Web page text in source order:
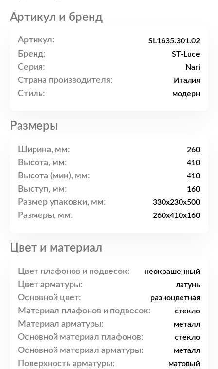
Артикул и бренд
Артикул: SL1635.301.02
Бренд: ST-Luce
Серия: Nari
Страна производителя: Италия
Стиль: модерн
Размеры
Ширина, мм: 260
Высота, мм: 410
Высота (мин), мм: 410
Выступ, мм: 160
Размер упаковки, мм: 330x230x500
Размеры, мм: 260x410x160
Цвет и материал
Цвет плафонов и подвесок: неокрашенный
Цвет арматуры: латунь
Основной цвет: разноцветная
Материал плафонов и подвесок: стекло
Материал арматуры: металл
Основной материал плафонов: стекло
Основной материал арматуры: металл
Поверхность арматуры: матовый